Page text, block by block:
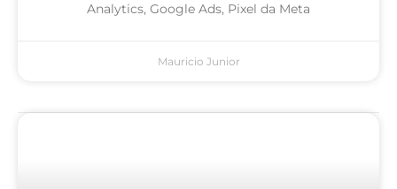
Analytics, Google Ads, Pixel da Meta
Mauricio Junior